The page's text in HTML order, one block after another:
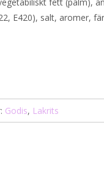
E420), salt, aromer,
Godis, Lakrits